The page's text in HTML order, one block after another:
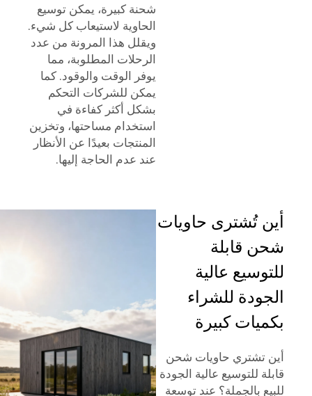
شحنة كبيرة، يمكن توسيع
الحاوية لاستيعاب كل شيء.
ويقلل هذا المرونة من عدد
الرحلات المطلوبة، مما
يوفر الوقت والوقود. كما
يمكن للشركات التحكم
بشكل أكثر كفاءة في
استخدام مساحتها، وتخزين
المنتجات بعيدًا عن الأنظار
عند عدم الحاجة إليها.
أين تُشترى حاويات
شحن قابلة
للتوسيع عالية
الجودة للشراء
بكميات كبيرة
أين تشتري حاويات شحن
قابلة للتوسيع عالية الجودة
للبيع بالجملة؟ عند توسعة